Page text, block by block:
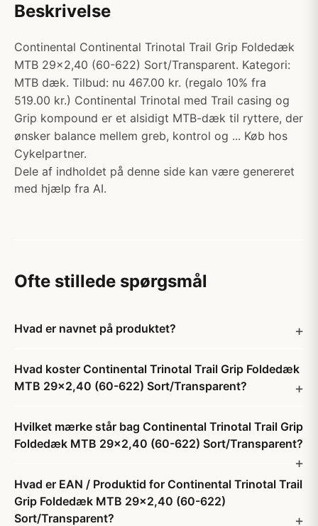
Beskrivelse
Continental Continental Trinotal Trail Grip Foldedæk
MTB 29x2,40 (60-622) Sort/Transparent. Kategori:
MTB dæk. Tilbud: nu 467.00 kr. (regalo 10% fra
519.00 kr.) Continental Trinotal med Trail casing og
Grip kompound er et alsidigt MTB-dæk til ryttere, der
ønsker balance mellem greb, kontrol og ... Køb hos
Cykelpartner.
Dele af indholdet på denne side kan være genereret
med hjælp fra AI.
Ofte stillede spørgsmål
Hvad er navnet på produktet?
Hvad koster Continental Trinotal Trail Grip Foldedæk
MTB 29x2,40 (60-622) Sort/Transparent?
Hvilket mærke står bag Continental Trinotal Trail Grip
Foldedæk MTB 29x2,40 (60-622) Sort/Transparent?
Hvad er EAN / Produktid for Continental Trinotal Trail
Grip Foldedæk MTB 29x2,40 (60-622)
Sort/Transparent?